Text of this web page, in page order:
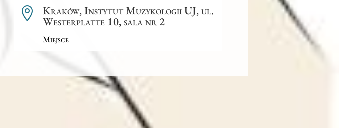
 Kraków, Instytut Muzykologii UJ, ul.
Westerplatte 10, sala nr 2
Miejsce